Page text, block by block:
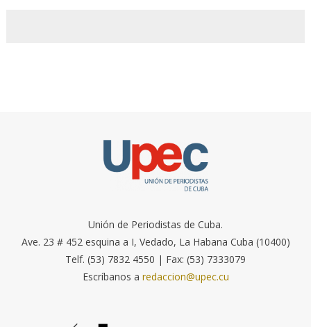
Unión de Periodistas de Cuba.
Ave. 23 # 452 esquina a I, Vedado, La Habana Cuba (10400)
Telf. (53) 7832 4550 | Fax: (53) 7333079
Escríbanos a redaccion@upec.cu